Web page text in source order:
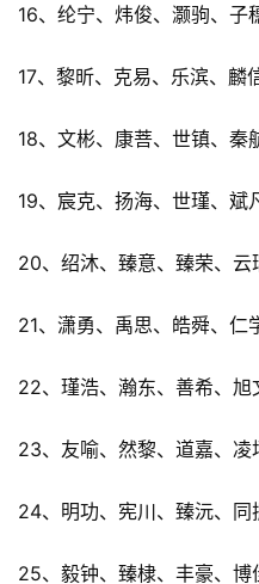
16、纶宁、炜俊、灏驹、子
17、黎昕、克易、乐滨、麟
18、文彬、康菩、世镇、秦
19、宸克、扬海、世瑾、斌
20、绍沐、臻意、臻荣、云
21、潇勇、禹思、皓舜、仁
22、瑾浩、瀚东、善希、旭
23、友喻、然黎、道嘉、凌
24、明功、宪川、臻沅、同
25、毅钟、臻棣、丰豪、博